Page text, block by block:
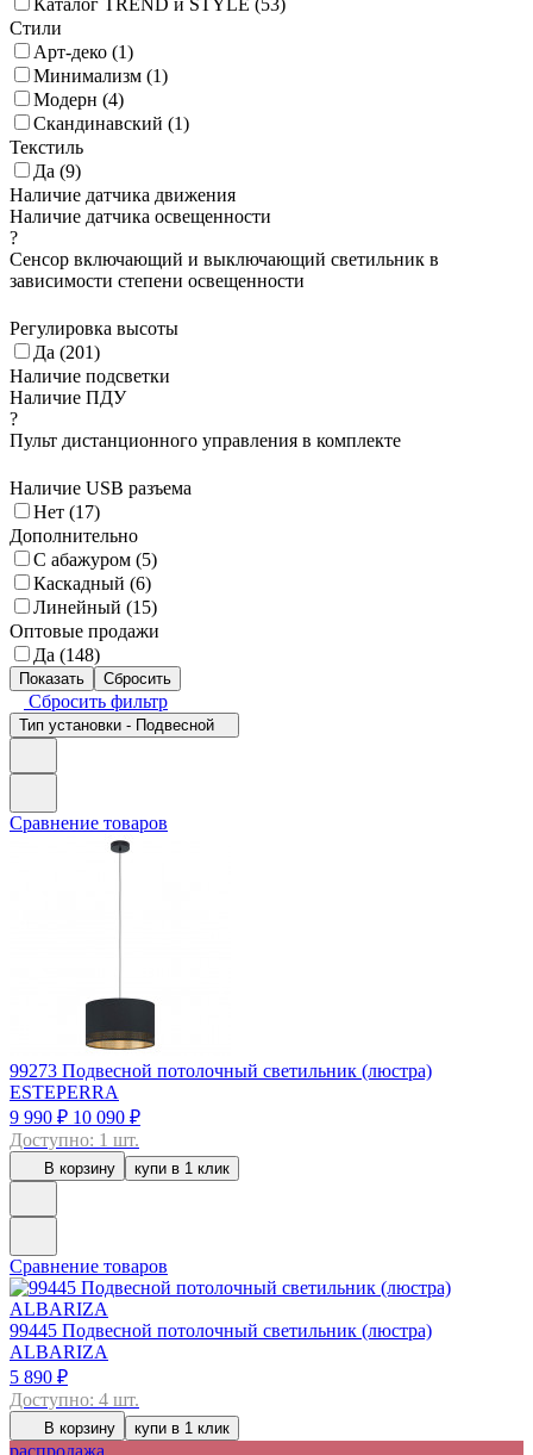
Стили
Арт-деко (1)
Минимализм (1)
Модерн (4)
Скандинавский (1)
Текстиль
Да (9)
Наличие датчика движения
Наличие датчика освещенности
?
Сенсор включающий и выключающий светильник в
зависимости степени освещенности
Регулировка высоты
Да (201)
Наличие подсветки
Наличие ПДУ
?
Пульт дистанционного управления в комплекте
Наличие USB разъема
Нет (17)
Дополнительно
С абажуром (5)
Каскадный (6)
Линейный (15)
Оптовые продажи
Да (148)
Сбросить фильтр
Тип установки - Подвесной
Сравнение товаров
99273 Подвесной потолочный светильник (люстра)
ESTEPERRA
9 990 ₽ 10 090 ₽
Доступно: 1 шт.
В корзину купи в 1 клик
Сравнение товаров
99445 Подвесной потолочный светильник (люстра)
ALBARIZA
5 890 ₽
Доступно: 4 шт.
В корзину купи в 1 клик
распродажа